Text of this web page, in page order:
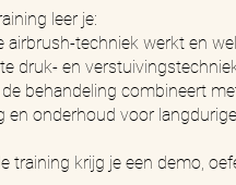
leer je:
airbrush-techniek werkt en
druk- en
behandeling combineert
en onderhoud voor
training krijg je een demo,